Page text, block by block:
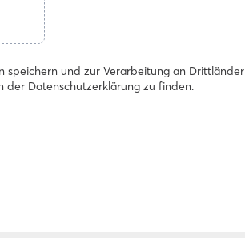
speichern und zur Verarbeitung an Drittländer
der Datenschutzerklärung zu finden.